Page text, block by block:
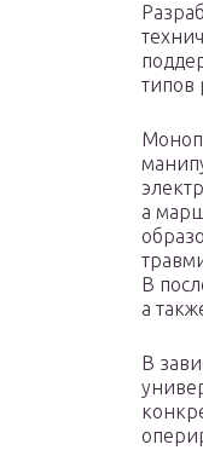
типов
а
В
а
В